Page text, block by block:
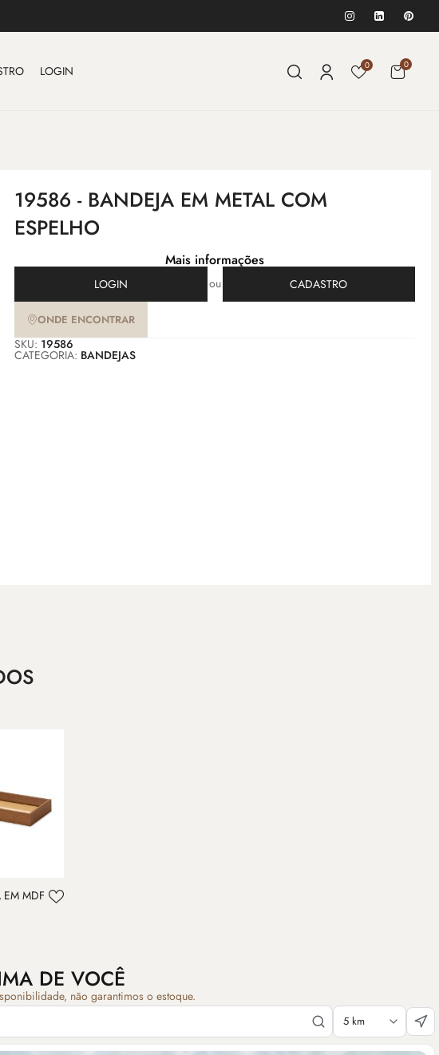
LOGIN 0 0
19586 - BANDEJA EM METAL COM
ESPELHO
Mais informações
LOGIN ou CADASTRO
ONDE ENCONTRAR
SKU: 19586
CATEGORIA: BANDEJAS
EM MDF
DE VOCÊ
não garantimos o estoque.